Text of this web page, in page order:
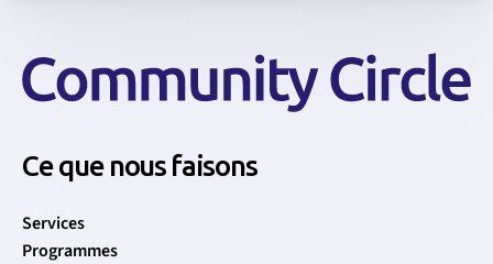
Ce que nous faisons
Services
Programmes